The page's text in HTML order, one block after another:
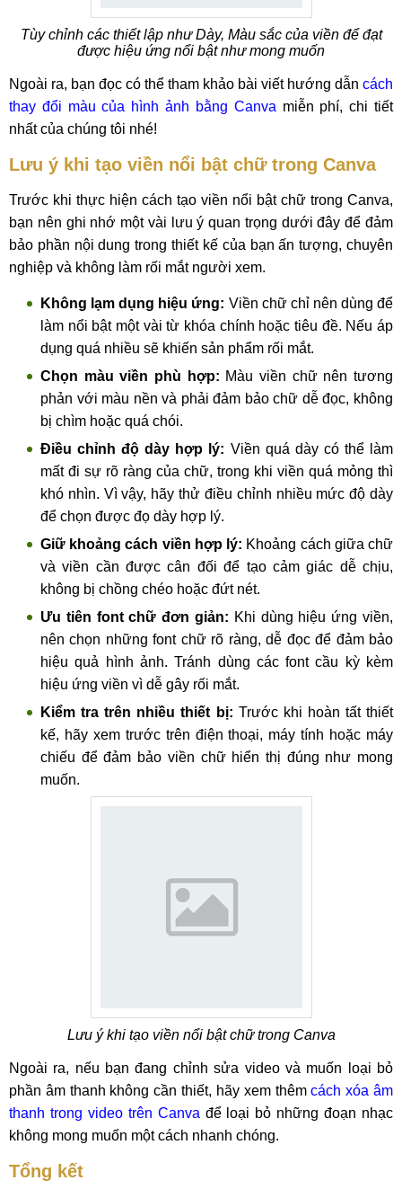
Tùy chỉnh các thiết lập như Dày, Màu sắc của viền để đạt
được hiệu ứng nổi bật như mong muốn
Ngoài ra, bạn đọc có thể tham khảo bài viết hướng dẫn cách
thay đổi màu của hình ảnh bằng Canva miễn phí, chi tiết
nhất của chúng tôi nhé!
Lưu ý khi tạo viền nổi bật chữ trong Canva
Trước khi thực hiện cách tạo viền nổi bật chữ trong Canva,
bạn nên ghi nhớ một vài lưu ý quan trọng dưới đây để đảm
bảo phần nội dung trong thiết kế của bạn ấn tượng, chuyên
nghiệp và không làm rối mắt người xem.
Không lạm dụng hiệu ứng: Viền chữ chỉ nên dùng để
làm nổi bật một vài từ khóa chính hoặc tiêu đề. Nếu áp
dụng quá nhiều sẽ khiến sản phẩm rối mắt.
Chọn màu viền phù hợp: Màu viền chữ nên tương
phản với màu nền và phải đảm bảo chữ dễ đọc, không
bị chìm hoặc quá chói.
Điều chỉnh độ dày hợp lý: Viền quá dày có thể làm
mất đi sự rõ ràng của chữ, trong khi viền quá mỏng thì
khó nhìn. Vì vậy, hãy thử điều chỉnh nhiều mức độ dày
để chọn được đọ dày hợp lý.
Giữ khoảng cách viền hợp lý: Khoảng cách giữa chữ
và viền cần được cân đối để tạo cảm giác dễ chịu,
không bị chồng chéo hoặc đứt nét.
Ưu tiên font chữ đơn giản: Khi dùng hiệu ứng viền,
nên chọn những font chữ rõ ràng, dễ đọc để đảm bảo
hiệu quả hình ảnh. Tránh dùng các font cầu kỳ kèm
hiệu ứng viền vì dễ gây rối mắt.
Kiểm tra trên nhiều thiết bị: Trước khi hoàn tất thiết
kế, hãy xem trước trên điện thoại, máy tính hoặc máy
chiếu để đảm bảo viền chữ hiển thị đúng như mong
muốn.
Lưu ý khi tạo viền nổi bật chữ trong Canva
Ngoài ra, nếu bạn đang chỉnh sửa video và muốn loại bỏ
phần âm thanh không cần thiết, hãy xem thêmcách xóa âm
thanh trong video trên Canva để loại bỏ những đoạn nhạc
không mong muốn một cách nhanh chóng.
Tổng kết